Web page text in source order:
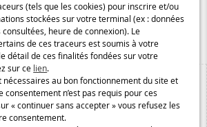
(tels que les cookies) pour inscrire et/ou
stockées sur votre terminal (ex : données
heure de connexion). Le
de ces traceurs est soumis à votre
détail de ces finalités fondées sur votre
sur ce lien.
nécessaires au bon fonctionnement du site et
consentement n’est pas requis pour ces
« continuer sans accepter » vous refusez les
consentement.